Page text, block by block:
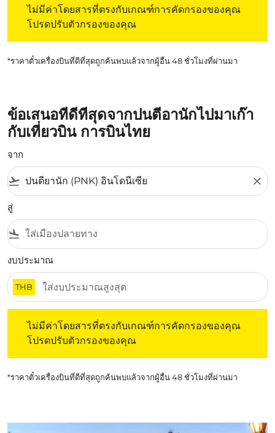
ไม่มีค่าโดยสารที่ตรงกับเกณฑ์การคัดกรองของคุณ
โปรดปรับตัวกรองของคุณ
*ราคาตั๋วเครื่องบินที่ดีที่สุดถูกค้นพบแล้วจากผู้อื่น 48 ชั่วโมงที่ผ่านมา
ข้อเสนอที่ดีที่สุดจากปนตีอานักไปมาเก๊า
กับเที่ยวบิน การบินไทย
จาก
flight_takeoff close
สู่
flight_land
งบประมาณ
THB
ไม่มีค่าโดยสารที่ตรงกับเกณฑ์การคัดกรองของคุณ
โปรดปรับตัวกรองของคุณ
*ราคาตั๋วเครื่องบินที่ดีที่สุดถูกค้นพบแล้วจากผู้อื่น 48 ชั่วโมงที่ผ่านมา